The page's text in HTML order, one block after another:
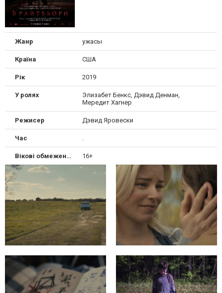
Жанр ужасы
Країна США
Рік 2019
У ролях
Элизабет Бенкс, Дэвид Денман,
Мередит Хагнер
Режисер Дэвид Яровески
Час
Вікові обмеження 16+